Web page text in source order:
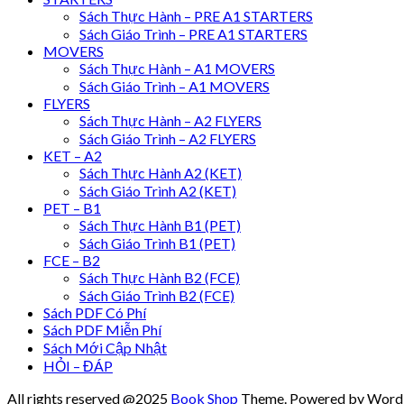
Sách Thực Hành – PRE A1 STARTERS
Sách Giáo Trình – PRE A1 STARTERS
MOVERS
Sách Thực Hành – A1 MOVERS
Sách Giáo Trình – A1 MOVERS
FLYERS
Sách Thực Hành – A2 FLYERS
Sách Giáo Trình – A2 FLYERS
KET – A2
Sách Thực Hành A2 (KET)
Sách Giáo Trình A2 (KET)
PET – B1
Sách Thực Hành B1 (PET)
Sách Giáo Trình B1 (PET)
FCE – B2
Sách Thực Hành B2 (FCE)
Sách Giáo Trình B2 (FCE)
Sách PDF Có Phí
Sách PDF Miễn Phí
Sách Mới Cập Nhật
HỎI – ĐÁP
All rights reserved @2025 Book Shop Theme. Powered by